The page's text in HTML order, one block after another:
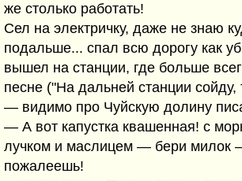
же столько работать!
Сел на электричку, даже не знаю
подальше... спал всю дорогу как
вышел на станции, где больше
песне ("На дальней станции сойду,
— видимо про Чуйскую долину
— А вот капустка квашенная! с
лучком и маслицем — бери милок
пожалеешь!